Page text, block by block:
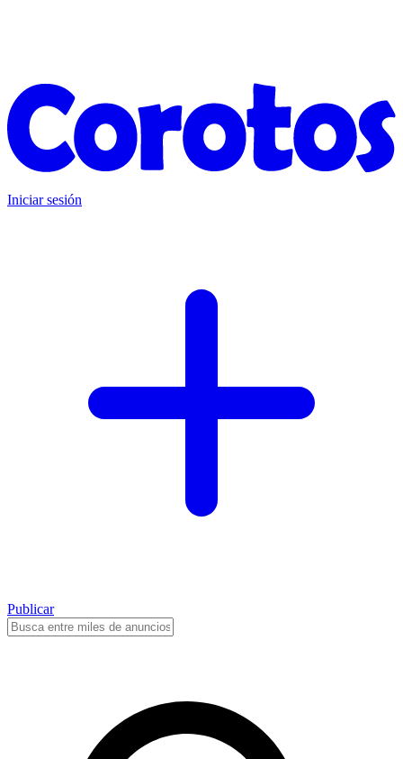
Iniciar sesión
Publicar